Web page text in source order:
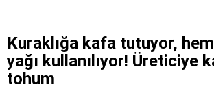
Kuraklığa kafa tutuyor,
yağı kullanılıyor! Üreticiye
tohum